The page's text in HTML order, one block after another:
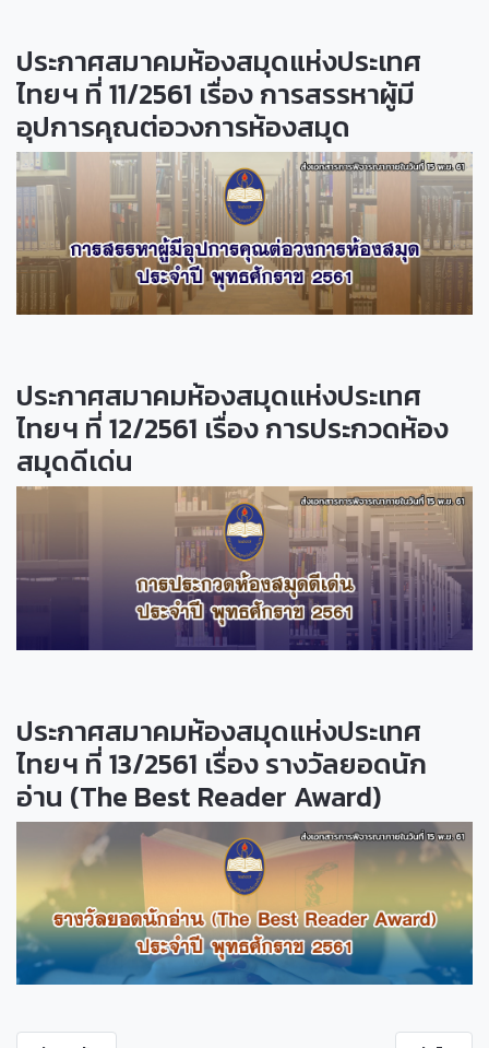
ประกาศสมาคมห้องสมุดแห่งประเทศ
ไทยฯ ที่ 11/2561 เรื่อง การสรรหาผู้มี
อุปการคุณต่อวงการห้องสมุด
ประกาศสมาคมห้องสมุดแห่งประเทศ
ไทยฯ ที่ 12/2561 เรื่อง การประกวดห้อง
สมุดดีเด่น
ประกาศสมาคมห้องสมุดแห่งประเทศ
ไทยฯ ที่ 13/2561 เรื่อง รางวัลยอดนัก
อ่าน (The Best Reader Award)